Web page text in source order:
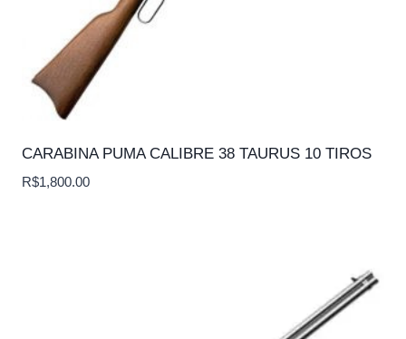
CARABINA PUMA CALIBRE 38 TAURUS 10 TIROS
R$1,800.00